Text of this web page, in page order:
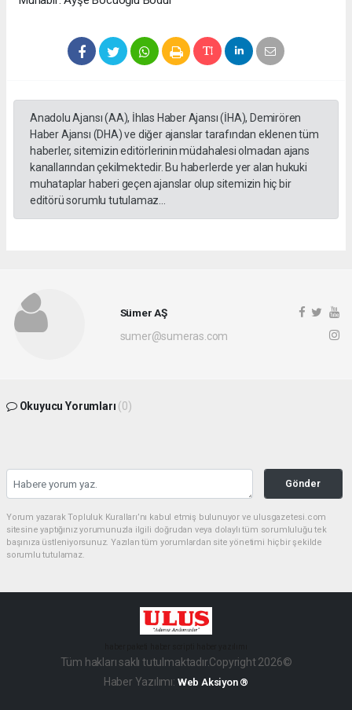
Anadolu Ajansı (AA), İhlas Haber Ajansı (İHA), Demirören
Haber Ajansı (DHA) ve diğer ajanslar tarafından eklenen tüm
haberler, sitemizin editörlerinin müdahalesi olmadan ajans
kanallarından çekilmektedir. Bu haberlerde yer alan hukuki
muhataplar haberi geçen ajanslar olup sitemizin hiç bir
editörü sorumlu tutulamaz...
Sümer AŞ
sumer@sumeras.com
Okuyucu Yorumları (0)
Gönder
Yorum yazarak Topluluk Kuralları’nı kabul etmiş bulunuyor ve ulusgazetesi.com
sitesine yaptığınız yorumunuzla ilgili doğrudan veya dolaylı tüm sorumluluğu tek
başınıza üstleniyorsunuz. Yazılan tüm yorumlardan site yönetimi hiçbir şekilde
sorumlu tutulamaz.
Tüm hakları saklı tutulmaktadır.Copyright 2026©
Haber Yazılımı: Web Aksiyon ®